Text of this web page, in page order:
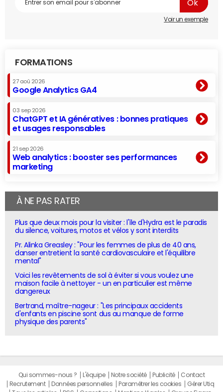
Voir un exemple
FORMATIONS
27 aoû 2026
Google Analytics GA4
03 sep 2026
ChatGPT et IA génératives : bonnes pratiques
et usages responsables
21 sep 2026
Web analytics : booster ses performances
marketing
À NE PAS RATER
Plus que deux mois pour la visiter : l'île d'Hydra est le paradis
du silence, voitures, motos et vélos y sont interdits
Pr. Alinka Greasley : "Pour les femmes de plus de 40 ans,
danser entretient la santé cardiovasculaire et l'équilibre
mental"
Voici les revêtements de sol à éviter si vous voulez une
maison facile à nettoyer - un en particulier est même
dangereux
Bertrand, maître-nageur : "Les principaux accidents
d'enfants en piscine sont dus au manque de forme
physique des parents"
Qui sommes-nous ? L'équipe Notre société Publicité
Contact
Recrutement
Données personnelles Paramétrer les cookies
Gérer Utiq